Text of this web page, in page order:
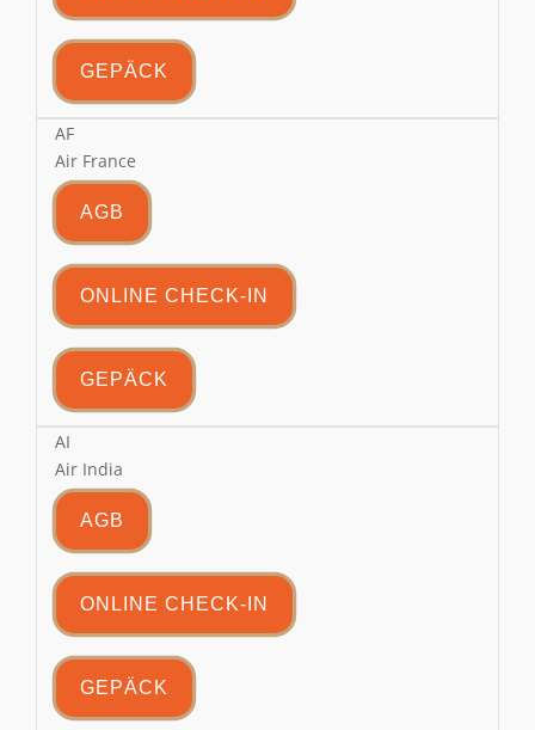
GEPÄCK
AF
Air France
AGB
ONLINE CHECK-IN
GEPÄCK
AI
Air India
AGB
ONLINE CHECK-IN
GEPÄCK